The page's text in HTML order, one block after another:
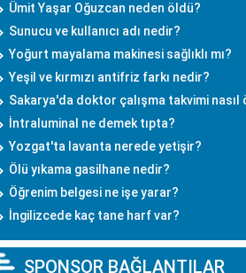
Ümit Yaşar Oğuzcan neden öldü?
Sunucu ve kullanıcı adı nedir?
Yoğurt mayalama makinesi sağlıklı mı?
Yeşil ve kırmızı antifriz farkı nedir?
Sakarya'da doktor çalışma takvimi nasıl
İntraluminal ne demek tıpta?
Yozgat'ta lavanta nerede yetişir?
Ölü yıkama gasilhane nedir?
Öğrenim belgesi ne işe yarar?
İngilizcede kaç tane harf var?
SPONSOR BAĞLANTILAR